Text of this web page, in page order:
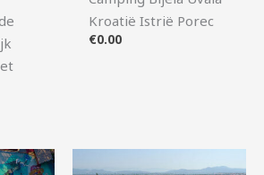
Kroatië Istrië Porec
€0.00